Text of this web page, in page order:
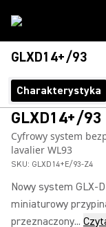
GLXD14+/93
Charakterystyka
GLXD14+/93
Cyfrowy system
lavalier WL93
SKU: GLXD14+E/93-Z4
Nowy system GLX-
miniaturowy
przeznaczony...